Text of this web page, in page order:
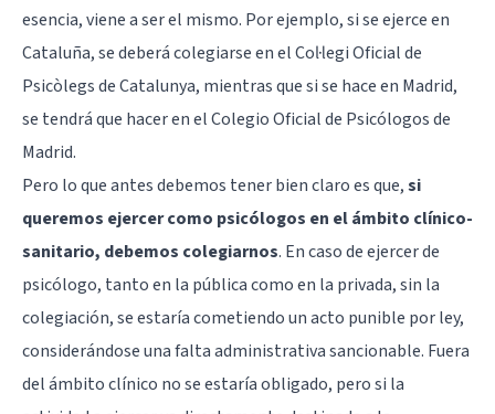
esencia, viene a ser el mismo. Por ejemplo, si se ejerce en
Cataluña, se deberá colegiarse en el Col·legi Oficial de
Psicòlegs de Catalunya, mientras que si se hace en Madrid,
se tendrá que hacer en el Colegio Oficial de Psicólogos de
Madrid.
Pero lo que antes debemos tener bien claro es que,si
queremos ejercer como psicólogos en el ámbito clínico-
sanitario, debemos colegiarnos. En caso de ejercer de
psicólogo, tanto en la pública como en la privada, sin la
colegiación, se estaría cometiendo un acto punible por ley,
considerándose una falta administrativa sancionable. Fuera
del ámbito clínico no se estaría obligado, pero si la